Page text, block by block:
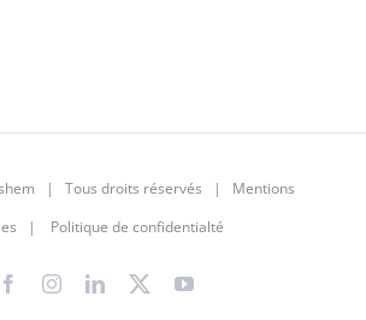
| Tous droits réservés | Mentions
| Politique de confidentialté
FacebookInstagramLinkedIn
X YouTube